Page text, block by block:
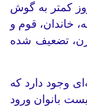
کمتر به گوش
خاندان، قوم و
تضعیف شده
وجود دارد که
بانوان ورود